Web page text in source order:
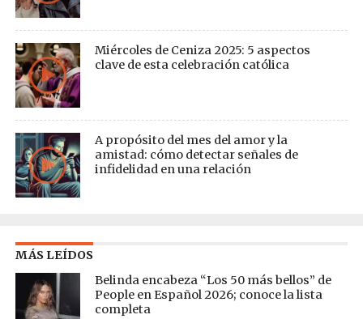
Miércoles de Ceniza 2025: 5 aspectos
clave de esta celebración católica
A propósito del mes del amor y la
amistad: cómo detectar señales de
infidelidad en una relación
MÁS LEÍDOS
Belinda encabeza “Los 50 más bellos” de
People en Español 2026; conoce la lista
completa